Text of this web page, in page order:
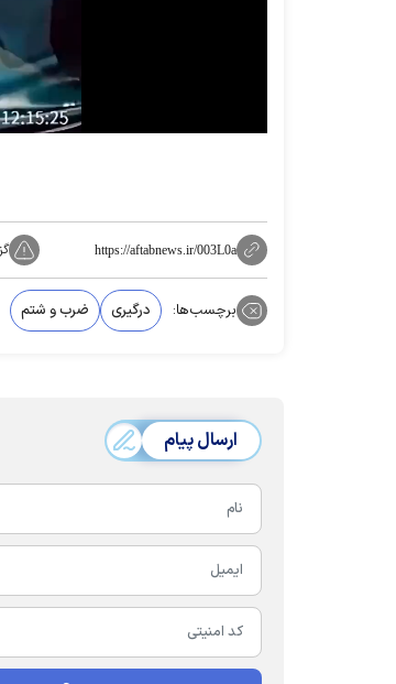
https://aftabnews.ir/003L0a
برچسب‌ها: درگیری ضرب و شتم
ارسال پیام